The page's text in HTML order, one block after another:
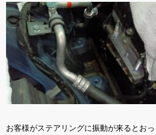
お客様がステアリングに振動が来るとおっ